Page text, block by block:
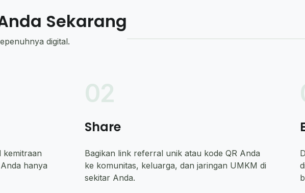
Sekarang
digital.
kemitraan
hanya
02
Share
Bagikan link referral unik atau kode QR Anda
ke komunitas, keluarga, dan jaringan UMKM di
sekitar Anda.